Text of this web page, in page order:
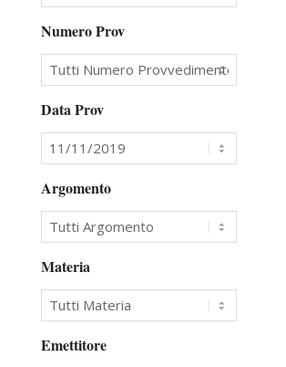
Numero Prov
Data Prov
Argomento
Materia
Emettitore